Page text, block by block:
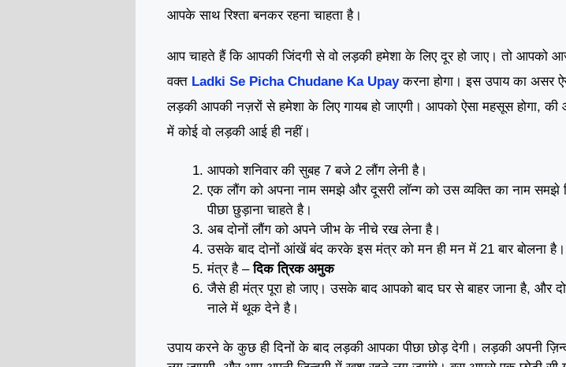
आपके साथ रिश्ता बनकर रहना चाहता है।
आप चाहते हैं कि आपकी जिंदगी से वो लड़की हमेशा के लिए दूर हो जाए। तो आपको
वक्त Ladki Se Picha Chudane Ka Upayकरना होगा। इस उपाय का असर
लड़की आपकी नज़रों से हमेशा के लिए गायब हो जाएगी। आपको ऐसा महसूस होगा, की
में कोई वो लड़की आई ही नहीं।
आपको शनिवार की सुबह 7 बजे 2 लौंग लेनी है।
एक लौंग को अपना नाम समझे और दूसरी लॉन्ग को उस व्यक्ति का नाम
पीछा छुड़ाना चाहते है।
अब दोनों लौंग को अपने जीभ के नीचे रख लेना है।
उसके बाद दोनों आंखें बंद करके इस मंत्र को मन ही मन में 21 बार बोलना है।
मंत्र है –दिकत्रिकअमुक
जैसे ही मंत्र पूरा हो जाए। उसके बाद आपको बाद घर से बाहर जाना है, और
नाले में थूक देने है।
उपाय करने के कुछ ही दिनों के बाद लड़की आपका पीछा छोड़ देगी । लड़की अपनी